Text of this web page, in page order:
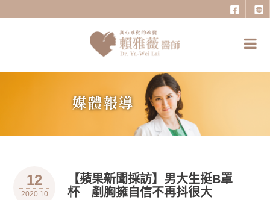
12
2020.10
【蘋果新聞採訪】男大生挺B罩
杯 剷胸擁自信不再抖很大